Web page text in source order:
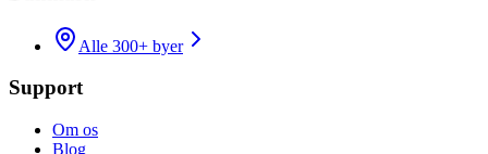
Alle 300+ byer
Support
Om os
Blog